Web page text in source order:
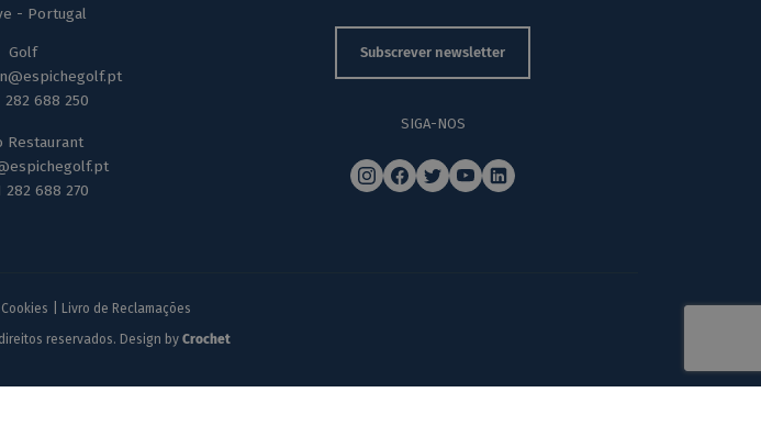
- Portugal
Golf
282 688 250
Restaurant
282 688 270
Subscrever newsletter
SIGA-NOS
Cookies Livro de Reclamações
reservados. Design by Crochet